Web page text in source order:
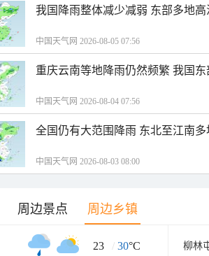
我国降雨整体减少减弱 东部多地
中国天气网 2026-08-05 07:56
重庆云南等地降雨仍然频繁 我国
中国天气网 2026-08-04 07:56
全国仍有大范围降雨 东北至江南
中国天气网 2026-08-03 08:00
周边景点 周边乡镇
23 / 30°C 柳林